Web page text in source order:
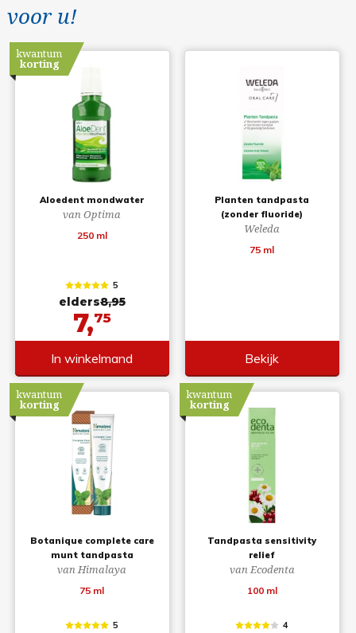
voor u!
Aloedent mondwater
van Optima
250 ml
kwantum
korting
5
elders8,95
7,75
In winkelmand
Planten tandpasta
(zonder fluoride)
Weleda
75 ml
Bekijk
Botanique complete care
munt tandpasta
van Himalaya
75 ml
kwantum
korting
5
Tandpasta sensitivity
relief
van Ecodenta
100 ml
kwantum
korting
4